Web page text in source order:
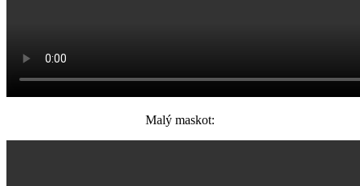
Malý maskot: